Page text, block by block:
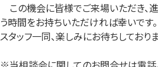
この機会に皆様でご来場いただき、
う時間をお持ちいただければ幸いです。
スタッフ一同、楽しみにお待ちしておりま